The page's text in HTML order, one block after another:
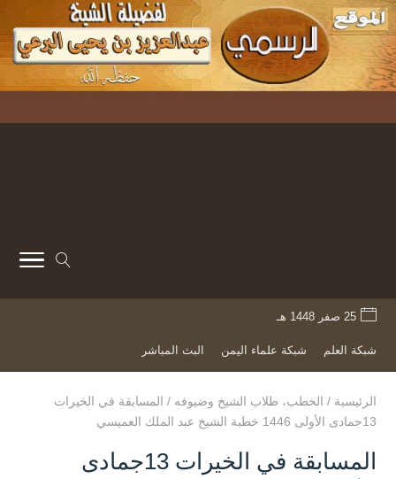
25 صفر 1448 هـ
شبكة العلم شبكة علماء اليمن البث المباشر
الرئيسية / الخطب، طلاب الشيخ وضيوفه / المسابقة في الخيرات
13جمادى الأولى 1446 خطبة الشيخ عبد الملك العميسي
المسابقة في الخيرات 13جمادى